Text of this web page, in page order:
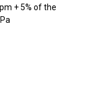
+ 5% of the